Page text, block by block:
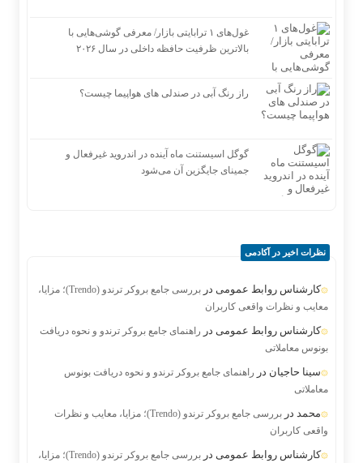
غول‌های ۱ ترابایتی بازار/ معرفی گوشی‌هایی با
بالاترین ظرفیت حافظه داخلی در سال ۲۰۲۶
راز رنگ آبی در صندلی های هواپیما چیست؟
گوگل اسیستنت ماه آینده در اندروید غیرفعال و
جمینای جایگزین آن می‌شود
نظرات اخیر در آکادمی
کارشناس روابط عمومی در
بررسی جامع بروکر ترندو (Trendo)؛ مزایا،
معایب و نظرات واقعی کاربران
کارشناس روابط عمومی در راهنمای جامع بروکر ترندو و نحوه دریافت
بونوس معاملاتی
سینا حاجیان در راهنمای جامع بروکر ترندو و نحوه دریافت بونوس
معاملاتی
محمد در
بررسی جامع بروکر ترندو (Trendo)؛ مزایا، معایب و نظرات
واقعی کاربران
کارشناس روابط عمومی در
بررسی جامع بروکر ترندو (Trendo)؛ مزایا،